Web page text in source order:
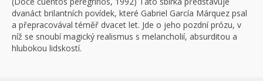
dvanáct brilantních povídek, které Gabriel García Márquez psal
a přepracovával téměř dvacet let. Jde o jeho pozdní prózu, v
níž se snoubí magický realismus s melancholií, absurditou a
hlubokou lidskostí.